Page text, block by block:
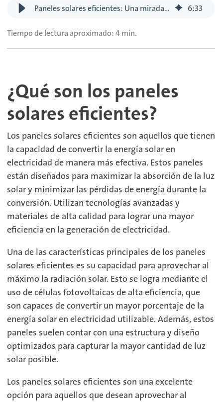
Paneles solares eficientes: Una mirada profunda 6:33
Tiempo de lectura aproximado: 4 min.
¿Qué son los paneles
solares eficientes?
Los paneles solares eficientes son aquellos que tienen
la capacidad de convertir la energía solar en
electricidad de manera más efectiva. Estos paneles
están diseñados para maximizar la absorción de la luz
solar y minimizar las pérdidas de energía durante la
conversión. Utilizan tecnologías avanzadas y
materiales de alta calidad para lograr una mayor
eficiencia en la generación de electricidad.
Una de las características principales de los paneles
solares eficientes es su capacidad para aprovechar al
máximo la radiación solar. Esto se logra mediante el
uso de células fotovoltaicas de alta eficiencia, que
son capaces de convertir un mayor porcentaje de la
energía solar en electricidad utilizable. Además, estos
paneles suelen contar con una estructura y diseño
optimizados para capturar la mayor cantidad de luz
solar posible.
Los paneles solares eficientes son una excelente
opción para aquellos que desean aprovechar al